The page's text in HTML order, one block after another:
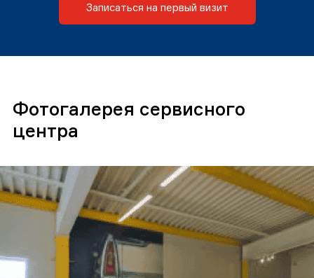
Записаться на первый визит
Фотогалерея сервисного
центра